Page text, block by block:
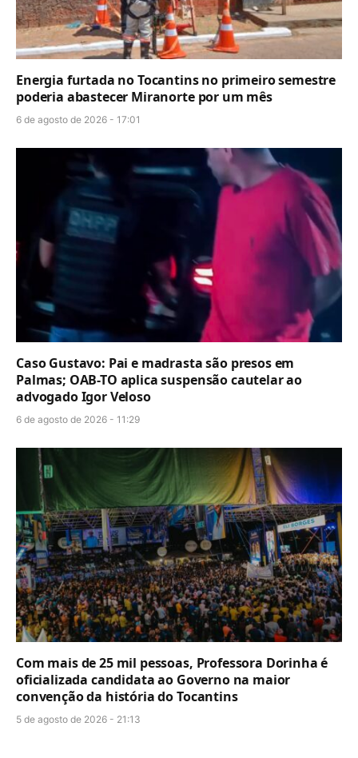
Energia furtada no Tocantins no primeiro semestre
poderia abastecer Miranorte por um mês
6 de agosto de 2026 - 17:01
Caso Gustavo: Pai e madrasta são presos em
Palmas; OAB-TO aplica suspensão cautelar ao
advogado Igor Veloso
6 de agosto de 2026 - 11:29
Com mais de 25 mil pessoas, Professora Dorinha é
oficializada candidata ao Governo na maior
convenção da história do Tocantins
5 de agosto de 2026 - 21:13